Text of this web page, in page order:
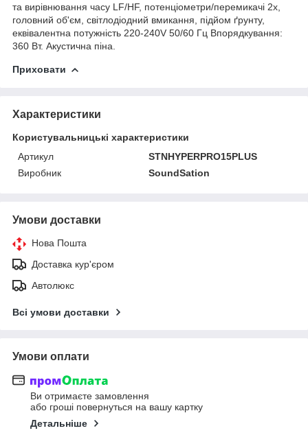
та вирівнювання часу LF/HF, потенціометри/перемикачі 2х,
головний об'єм, світлодіодний вмикання, підйом ґрунту,
еквівалентна потужність 220-240V 50/60 Гц Впорядкування:
360 Вт. Акустична піна.
Приховати
Характеристики
Користувальницькі характеристики
Артикул
STNHYPERPRO15PLUS
Виробник
SoundSation
Умови доставки
Нова Пошта
Доставка кур'єром
Автолюкс
Всі умови доставки
Умови оплати
Ви отримаєте замовлення
або гроші повернуться на вашу картку
Детальніше